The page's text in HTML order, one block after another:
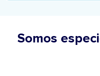
Somos